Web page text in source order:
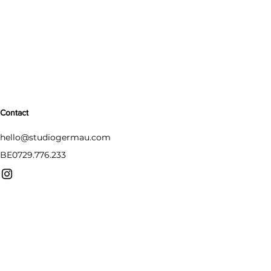
Contact
hello@studiogermau.com
BE0729.776.233